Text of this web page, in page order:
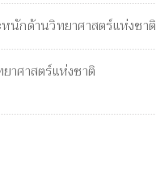
กด้านวิทยาศาสตร์แห่งชาติ
ศาสตร์แห่งชาติ